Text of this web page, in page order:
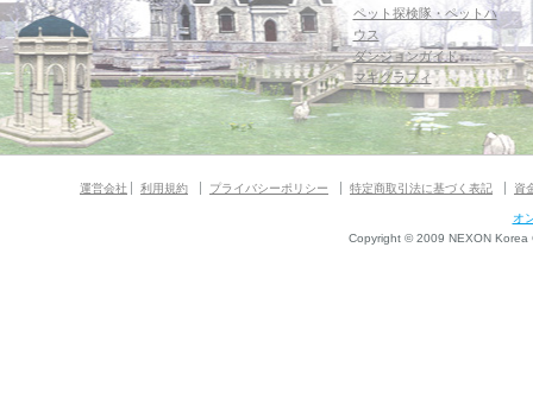
ペット探検隊・ペットハ
ウス
ダンジョンガイド
マギグラフィ
運営会社 利用規約 プライバシーポリシー 特定商取引法に基づく表記 資
オ
Copyright © 2009 NEXON Korea